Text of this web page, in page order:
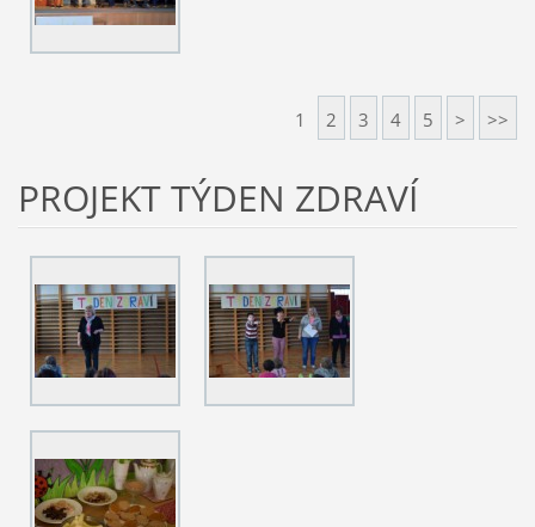
1 2 3 4 5 > >>
PROJEKT TÝDEN ZDRAVÍ